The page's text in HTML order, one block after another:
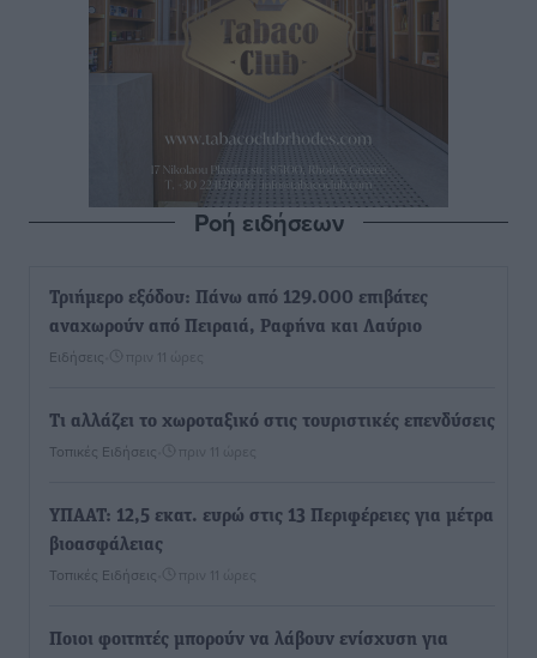
Ροή ειδήσεων
Τριήμερο εξόδου: Πάνω από 129.000 επιβάτες
αναχωρούν από Πειραιά, Ραφήνα και Λαύριο
Ειδήσεις πριν 11 ώρες
Τι αλλάζει το χωροταξικό στις τουριστικές επενδύσεις
Τοπικές Ειδήσεις πριν 11 ώρες
ΥΠΑΑΤ: 12,5 εκατ. ευρώ στις 13 Περιφέρειες για μέτρα
βιοασφάλειας
Τοπικές Ειδήσεις πριν 11 ώρες
Ποιοι φοιτητές μπορούν να λάβουν ενίσχυση για